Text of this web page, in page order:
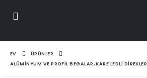
EV
ÜRÜNLER
ALÜMINYUM VE PROFIL BEGALAR, KARE LEDLI DIREKLER